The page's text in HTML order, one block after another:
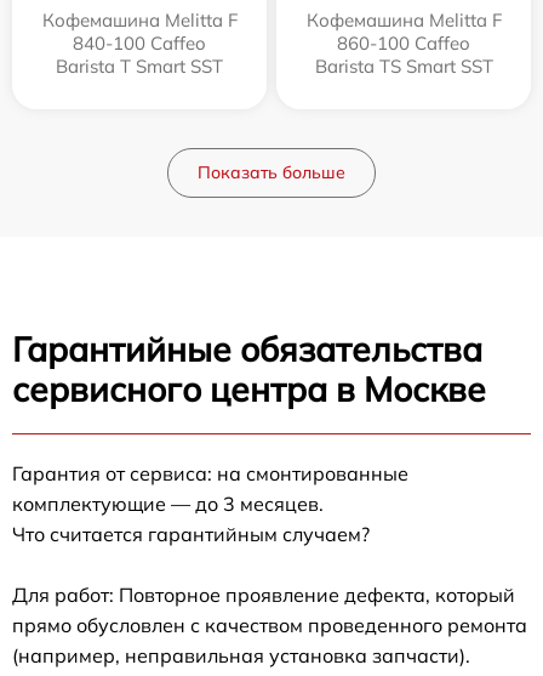
Кофемашина Melitta F
840-100 Caffeo
Barista T Smart SST
Кофемашина Melitta F
860-100 Caffeo
Barista TS Smart SST
Показать больше
Гарантийные обязательства
сервисного центра в Москве
Гарантия от сервиса: на смонтированные
комплектующие — до 3 месяцев.
Что считается гарантийным случаем?
Для работ: Повторное проявление дефекта, который
прямо обусловлен с качеством проведенного ремонта
(например, неправильная установка запчасти).